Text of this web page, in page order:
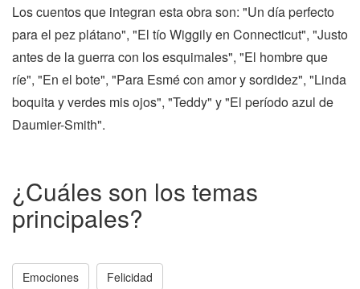
Los cuentos que integran esta obra son: "Un día perfecto
para el pez plátano", "El tío Wiggily en Connecticut", "Justo
antes de la guerra con los esquimales", "El hombre que
ríe", "En el bote", "Para Esmé con amor y sordidez", "Linda
boquita y verdes mis ojos", "Teddy" y "El período azul de
Daumier-Smith".
¿Cuáles son los temas
principales?
Emociones Felicidad